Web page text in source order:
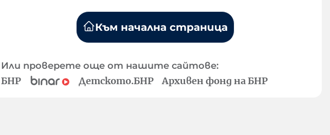
Към начална страница
Или проверете още от нашите сайтове:
БНР Детското.БНР Архивен фонд на БНР